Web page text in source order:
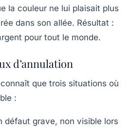
la couleur ne lui plaisait plus
dans son allée. Résultat :
pour tout le monde.
d’annulation
que trois situations où
:
défaut grave, non visible lors